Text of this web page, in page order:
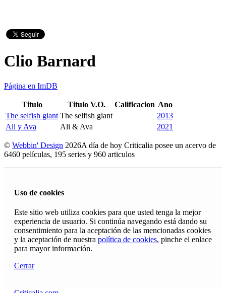
Clio Barnard
Página en ImDB
Titulo Titulo V.O. Calificacion Ano
The selfish giant The selfish giant
2013
Ali y Ava
Ali & Ava 2021
© Webbin' Design 2026A día de hoy Criticalia posee un acervo de
6460 películas, 195 series y 960 articulos
Uso de cookies
Este sitio web utiliza cookies para que usted tenga la mejor
experiencia de usuario. Si continúa navegando está dando su
consentimiento para la aceptación de las mencionadas cookies
y la aceptación de nuestra política de cookies, pinche el enlace
para mayor información.
Cerrar